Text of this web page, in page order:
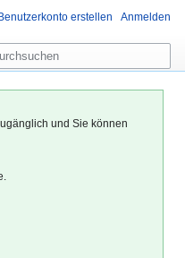
und Sie können
Benutzerkonto erstellen Anmelden